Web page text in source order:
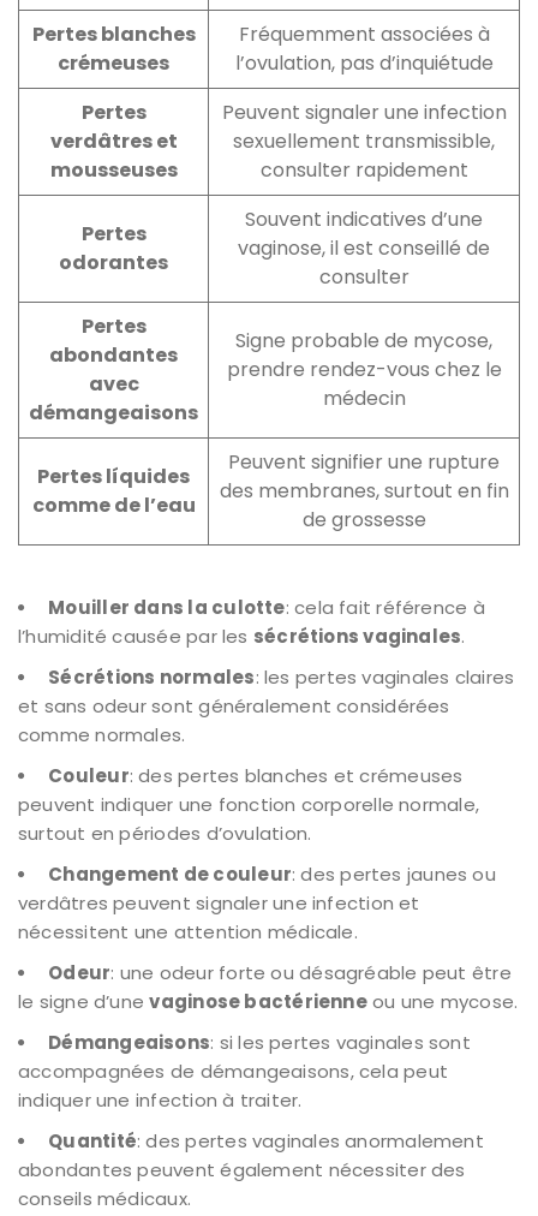
Pertes blanches
crémeuses
Fréquemment associées à
l’ovulation, pas d’inquiétude
Pertes
verdâtres et
mousseuses
Peuvent signaler une infection
sexuellement transmissible,
consulter rapidement
Pertes
odorantes
Souvent indicatives d’une
vaginose, il est conseillé de
consulter
Pertes
abondantes
avec
démangeaisons
Signe probable de mycose,
prendre rendez-vous chez le
médecin
Pertes líquides
comme de l’eau
Peuvent signifier une rupture
des membranes, surtout en fin
de grossesse
Mouiller dans la culotte: cela fait référence à
l’humidité causée par les sécrétions vaginales.
Sécrétions normales: les pertes vaginales claires
et sans odeur sont généralement considérées
comme normales.
Couleur: des pertes blanches et crémeuses
peuvent indiquer une fonction corporelle normale,
surtout en périodes d’ovulation.
Changement de couleur: des pertes jaunes ou
verdâtres peuvent signaler une infection et
nécessitent une attention médicale.
Odeur: une odeur forte ou désagréable peut être
le signe d’unevaginose bactérienneou une mycose.
Démangeaisons: si les pertes vaginales sont
accompagnées de démangeaisons, cela peut
indiquer une infection à traiter.
Quantité: des pertes vaginales anormalement
abondantes peuvent également nécessiter des
conseils médicaux.